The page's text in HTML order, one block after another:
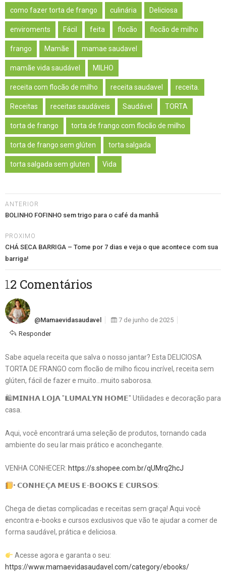
como fazer torta de frango culinária Deliciosa
enviroments Fácil feita flocão flocão de milho
frango Mamãe mamae saudavel
mamãe vida saudável MILHO
receita com flocão de milho receita saudavel receita.
Receitas receitas saudáveis Saudável TORTA
torta de frango torta de frango com flocão de milho
torta de frango sem glúten torta salgada
torta salgada sem gluten Vida
ANTERIOR
BOLINHO FOFINHO sem trigo para o café da manhã
PROXIMO
CHÁ SECA BARRIGA – Tome por 7 dias e veja o que acontece com sua
barriga!
12 Comentários
@mamaevidasaudavel
7 de junho de 2025
Responder
Sabe aquela receita que salva o nosso jantar? Esta DELICIOSA
TORTA DE FRANGO com flocão de milho ficou incrível, receita sem
glúten, fácil de fazer e muito…muito saborosa.
🛍𝗠𝗜𝗡𝗛𝗔 𝗟𝗢𝗝𝗔 "𝗟𝗨𝗠𝗔𝗟𝗬𝗡 𝗛𝗢𝗠𝗘" Utilidades e decoração para
casa.
Aqui, você encontrará uma seleção de produtos, tornando cada
ambiente do seu lar mais prático e aconchegante.
VENHA CONHECER: https://s.shopee.com.br/qUMrq2hcJ
• 𝗖𝗢𝗡𝗛𝗘𝗖̧𝗔 𝗠𝗘𝗨𝗦 𝗘-𝗕𝗢𝗢𝗞𝗦 𝗘 𝗖𝗨𝗥𝗦𝗢𝗦:
Chega de dietas complicadas e receitas sem graça! Aqui você
encontra e-books e cursos exclusivos que vão te ajudar a comer de
forma saudável, prática e deliciosa.
Acesse agora e garanta o seu:
https://www.mamaevidasaudavel.com/category/ebooks/